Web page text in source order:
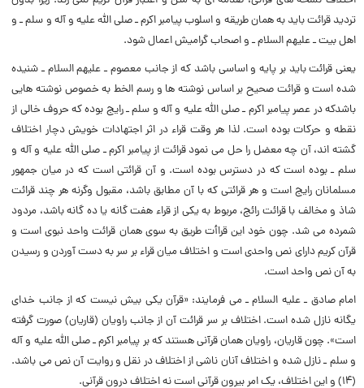
تردید قرائت باید به همان طریقه و اسلوب پیامبر اکرم ـ صلی الله علیه و آله و سلم ـ و
اهل بیت ـ علیهم السلام ـ و اصحاب گرامیش اعمال شود.
یعنی قرائت باید بر پایه و اساسی باشد که از جانب معصوم ـ علیهم السلام ـ شنیده
شده است و قرائت صحیح بر اساس نوشته ها و رسم الخط به خصوص نوشته هایی
باشدکه در عصر پیامبر اکرم ـ صلی الله علیه و آله و سلم ـ رایج بوده که حروف خالی از
نقطه و حرکات بوده است. لذا هر وقت قراء در اثر اجتهادات خویش دچار اختلاف
گشته اند، آن چه معضل را حل می نمود قرائت از پیامبر اکرم ـ صلی الله علیه و آله و
سلم ـ بوده است که در دسترس بوده است. و آن قرائتی است که در میان جمهور
مسلمانان رایج است و هر قرائتی که با آن مطابق باشد، مقبول وگرنه هر چند قرائت
شاذ و مخالف با قرائت رائج، مربوط به یکی از قراء هفت گانه یا ده گانه باشد، مردود
شمرده می شد. چون خود این قراأت طریق به سوی همان قرائت واحد نبوی است و
قرآن کریم دارای نص واحدی است و اختلاف میان قراء بر سر به دست آوردن و رسیدن
به آن نص واحد است.
امام صادق ـ علیه السلام ـ می فرمایند: «قرآن یکی بیش نیست که از جانب خدای
یگانه نازل شده است. اختلاف بر سر قرائت آن از جانب راویان (قاریان) صورت گرفته
است». چون قاریان، راویان همان قرآنی هستند که بر پیامبر اکرم ـ صلی الله علیه و آله
و سلم ـ نازل شده و اختلاف آنان ناشی از اختلاف در نقل و روایت آن نص می باشد.
(۱۴) و این اختلاف، یک امر بیرون قرآنی است نه اختلاف درون قرآنی.